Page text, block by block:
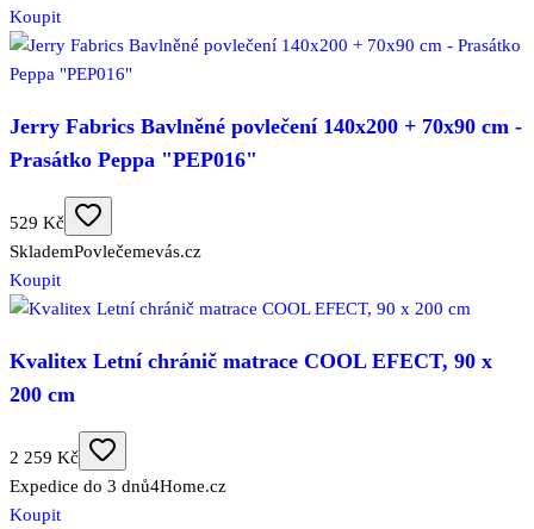
Koupit
Jerry Fabrics Bavlněné povlečení 140x200 + 70x90 cm -
Prasátko Peppa "PEP016"
529 Kč
SklademPovlečemevás.cz
Koupit
Kvalitex Letní chránič matrace COOL EFECT, 90 x
200 cm
2 259 Kč
Expedice do 3 dnů4Home.cz
Koupit